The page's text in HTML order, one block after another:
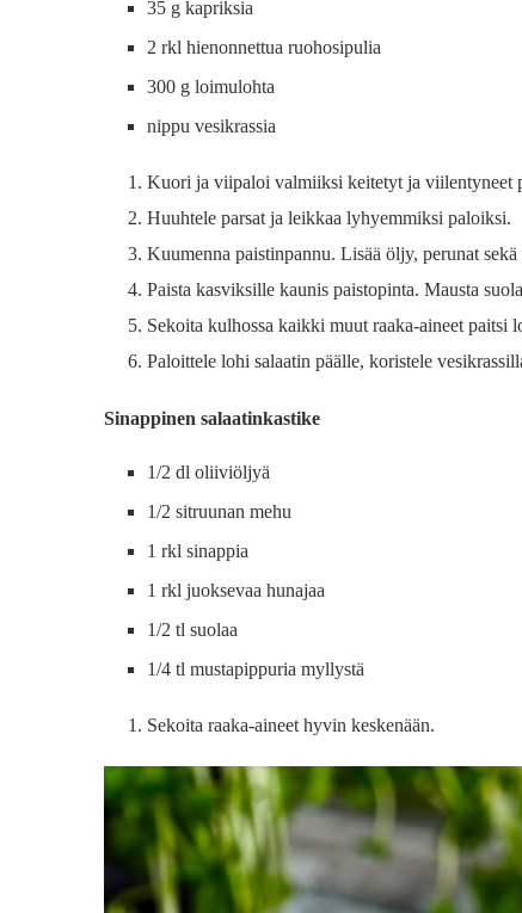
35 g kapriksia
2 rkl hienonnettua ruohosipulia
300 g loimulohta
nippu vesikrassia
Kuori ja viipaloi valmiiksi keitetyt ja viilentyneet
Huuhtele parsat ja leikkaa lyhyemmiksi paloiksi.
Kuumenna paistinpannu. Lisää öljy, perunat sekä
Paista kasviksille kaunis paistopinta. Mausta
Sekoita kulhossa kaikki muut raaka-aineet paitsi
Paloittele lohi salaatin päälle, koristele
Sinappinen salaatinkastike
1/2 dl oliiviöljyä
1/2 sitruunan mehu
1 rkl sinappia
1 rkl juoksevaa hunajaa
1/2 tl suolaa
1/4 tl mustapippuria myllystä
Sekoita raaka-aineet hyvin keskenään.